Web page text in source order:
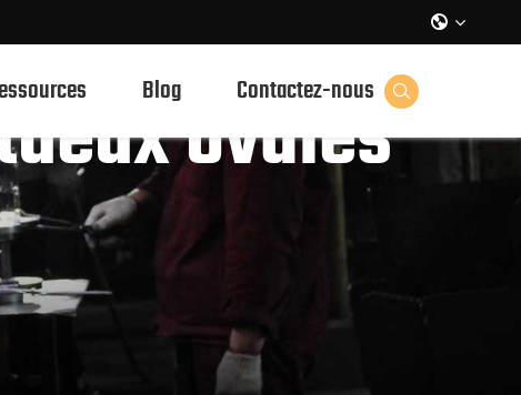

Blog Contactez-nous 
ovales